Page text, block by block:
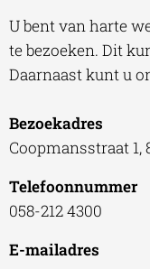
U bent van harte
te bezoeken. Dit
Daarnaast kunt u
Bezoekadres
Coopmansstraat 1,
Telefoonnummer
058-212 4300
E-mailadres